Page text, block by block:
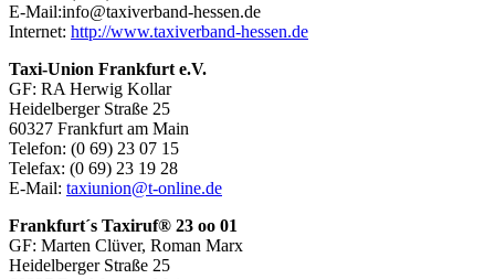
E-Mail:info@taxiverband-hessen.de
Internet: http://www.taxiverband-hessen.de
Taxi-Union Frankfurt e.V.
GF: RA Herwig Kollar
Heidelberger Straße 25
60327 Frankfurt am Main
Telefon: (0 69) 23 07 15
Telefax: (0 69) 23 19 28
E-Mail: taxiunion@t-online.de
Frankfurt´s Taxiruf® 23 oo 01
GF: Marten Clüver, Roman Marx
Heidelberger Straße 25